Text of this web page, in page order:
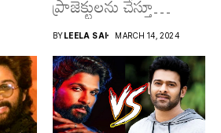
దూసుకుపోతోన్నారు.
అందులో కొందరు
మాత్రమే...
BYLEELA SAI MARCH 14, 2024